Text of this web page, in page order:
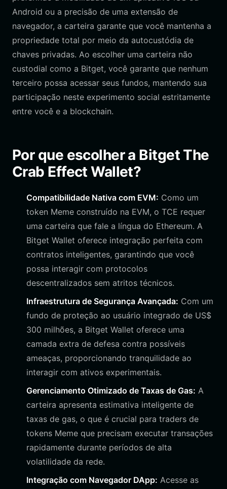
Android ou a precisão de uma extensão de
navegador, a carteira garante que você mantenha a
propriedade total por meio da autocustódia de
chaves privadas. Ao escolher uma carteira não
custodial como a Bitget, você garante que nenhum
terceiro possa acessar seus fundos, mantendo sua
participação neste experimento social estritamente
entre você e a blockchain.
Por que escolher a Bitget The
Crab Effect Wallet?
Compatibilidade Nativa com EVM: Como um
token Meme construído na EVM, o TCE requer
uma carteira que fale a língua do Ethereum. A
Bitget Wallet oferece integração perfeita com
contratos inteligentes, garantindo que você
possa interagir com protocolos
descentralizados sem atritos técnicos.
Infraestrutura de Segurança Avançada: Com um
fundo de proteção ao usuário integrado de US$
300 milhões, a Bitget Wallet oferece uma
camada extra de defesa contra possíveis
ameaças, proporcionando tranquilidade ao
interagir com ativos experimentais.
Gerenciamento Otimizado de Taxas de Gas: A
carteira apresenta estimativa inteligente de
taxas de gas, o que é crucial para traders de
tokens Meme que precisam executar transações
rapidamente durante períodos de alta
volatilidade da rede.
Integração com Navegador DApp: Acesse as